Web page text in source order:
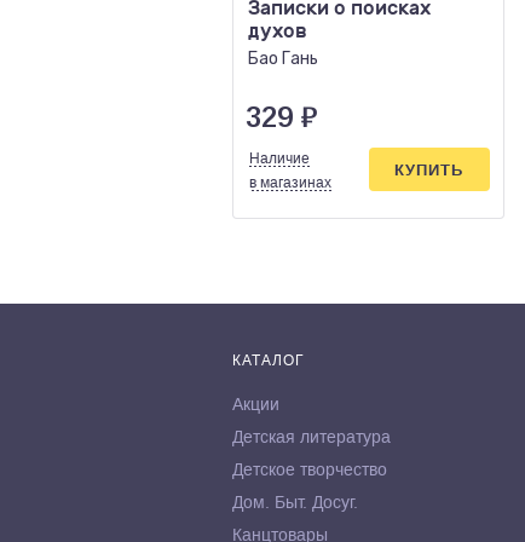
Записки о поисках
духов
Бао Гань
329 ₽
Наличие
в магазинах
КУПИТЬ
КАТАЛОГ
Акции
Детская литература
Детское творчество
Дом. Быт. Досуг.
Канцтовары